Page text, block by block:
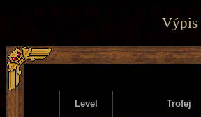
Výpis
Level Trofej